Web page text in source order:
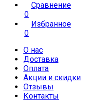
Сравнение
0
Избранное
0
О нас
Доставка
Оплата
Акции и скидки
Отзывы
Контакты